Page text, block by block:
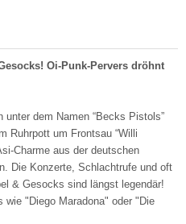
Oi-Punk-Pervers dröhnt
dem Namen “Becks Pistols”
Ruhrpott um Frontsau “Willi
Charme aus der deutschen
Die Konzerte, Schlachtrufe und oft
& Gesocks sind längst legendär!
"Diego Maradona" oder "Die